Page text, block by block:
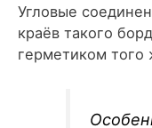
Угловые
краёв такого
герметиком